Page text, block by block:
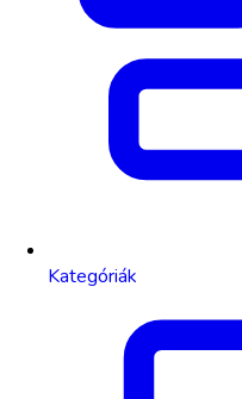
Kategóriák